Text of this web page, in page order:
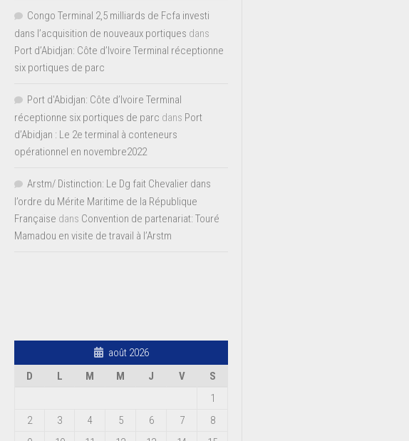
Congo Terminal 2,5 milliards de Fcfa investi
dans l’acquisition de nouveaux portiques dans
Port d’Abidjan: Côte d’Ivoire Terminal réceptionne
six portiques de parc
Port d'Abidjan: Côte d’Ivoire Terminal
réceptionne six portiques de parc dans Port
d’Abidjan : Le 2e terminal à conteneurs
opérationnel en novembre2022
Arstm/ Distinction: Le Dg fait Chevalier dans
l’ordre du Mérite Maritime de la République
Française dans Convention de partenariat: Touré
Mamadou en visite de travail à l’Arstm
août 2026
D
L M M J V
S
1
2
3 4 5 6 7
8